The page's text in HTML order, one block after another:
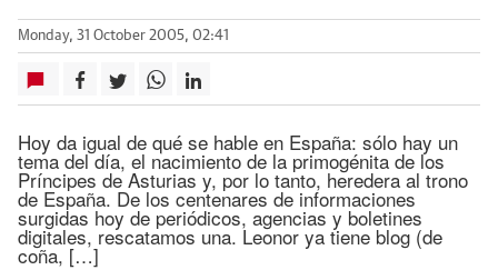
Monday, 31 October 2005, 02:41
Hoy da igual de qué se hable en España: sólo hay un
tema del día, el nacimiento de la primogénita de los
Príncipes de Asturias y, por lo tanto, heredera al trono
de España. De los centenares de informaciones
surgidas hoy de periódicos, agencias y boletines
digitales, rescatamos una. Leonor ya tiene blog (de
coña, […]